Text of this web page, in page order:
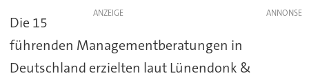
ANZEIGE
Die 15
führenden Managementberatungen in
Deutschland erzielten laut Lünendonk &